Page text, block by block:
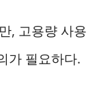
, 고용량 사용
가 필요하다.